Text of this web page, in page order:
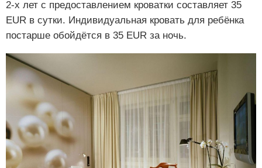
2-х лет с предоставлением кроватки составляет 35
EUR в сутки. Индивидуальная кровать для ребёнка
постарше обойдётся в 35 EUR за ночь.